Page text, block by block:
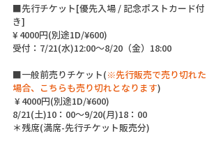
■先行チケット[優先入場 / 記念ポストカード付
き]
¥ 4000円(別途1D/¥600)
受付：7/21(水)12:00～8/20（金）18:00
■一般前売りチケット(※先行販売で売り切れた
場合、こちらも売り切れとなります)
¥ 4000円(別途1D/¥600)
8/21(土)10：00～9/20(月)18：00
＊残席(満席-先行チケット販売分)